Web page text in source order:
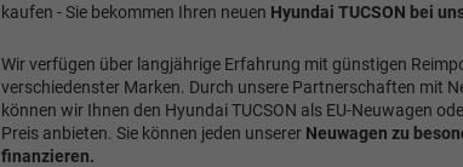
kaufen - Sie bekommen Ihren neuen Hyundai TUCSON bei
Wir verfügen über langjährige Erfahrung mit günstigen
verschiedenster Marken. Durch unsere Partnerschaften mit
können wir Ihnen den Hyundai TUCSON als EU-Neuwagen
Preis anbieten. Sie können jeden unserer Neuwagen zu
finanzieren.